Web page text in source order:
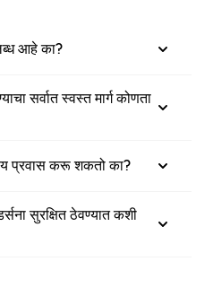
आहे का?
सर्वात स्वस्त मार्ग कोणता
प्रवास करू शकतो का?
सुरक्षित ठेवण्यात कशी